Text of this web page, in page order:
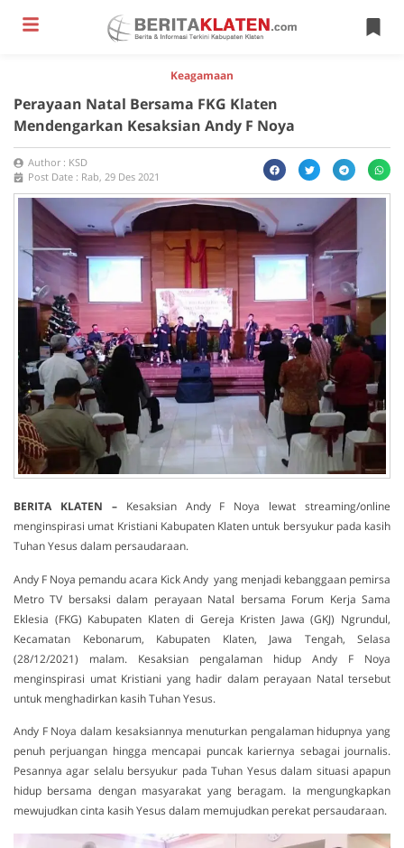
Keagamaan
Perayaan Natal Bersama FKG Klaten
Mendengarkan Kesaksian Andy F Noya
Author : KSD
Post Date : Rab, 29 Des 2021
BERITA KLATEN – Kesaksian Andy F Noya lewat streaming/online
menginspirasi umat Kristiani Kabupaten Klaten untuk bersyukur pada kasih
Tuhan Yesus dalam persaudaraan.
Andy F Noya pemandu acara Kick Andy yang menjadi kebanggaan pemirsa
Metro TV bersaksi dalam perayaan Natal bersama Forum Kerja Sama
Eklesia (FKG) Kabupaten Klaten di Gereja Kristen Jawa (GKJ) Ngrundul,
Kecamatan Kebonarum, Kabupaten Klaten, Jawa Tengah, Selasa
(28/12/2021) malam. Kesaksian pengalaman hidup Andy F Noya
menginspirasi umat Kristiani yang hadir dalam perayaan Natal tersebut
untuk menghadirkan kasih Tuhan Yesus.
Andy F Noya dalam kesaksiannya menuturkan pengalaman hidupnya yang
penuh perjuangan hingga mencapai puncak kariernya sebagai journalis.
Pesannya agar selalu bersyukur pada Tuhan Yesus dalam situasi apapun
hidup bersama dengan masyarakat yang beragam. Ia mengungkapkan
mewujudkan cinta kasih Yesus dalam memujudkan perekat persaudaraan.